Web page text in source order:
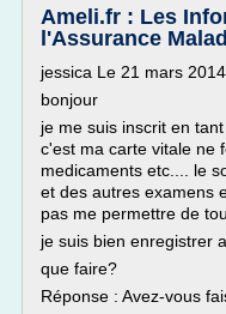
Ameli.fr : Les
l'Assurance
jessica Le 21 mars
bonjour
je me suis inscrit en
c'est ma carte vitale ne
medicaments etc.... le
et des autres examens
pas me permettre de
je suis bien enregistrer
que faire?
Réponse : Avez-vous